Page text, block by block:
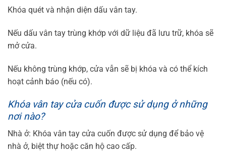
Khóa quét và nhận diện dấu vân tay.
Nếu dấu vân tay trùng khớp với dữ liệu đã lưu trữ, khóa sẽ
mở cửa.
Nếu không trùng khớp, cửa vẫn sẽ bị khóa và có thể kích
hoạt cảnh báo (nếu có).
Khóa vân tay cửa cuốn được sử dụng ở những
nơi nào?
Nhà ở: Khóa vân tay cửa cuốn được sử dụng để bảo vệ
nhà ở, biệt thự hoặc căn hộ cao cấp.